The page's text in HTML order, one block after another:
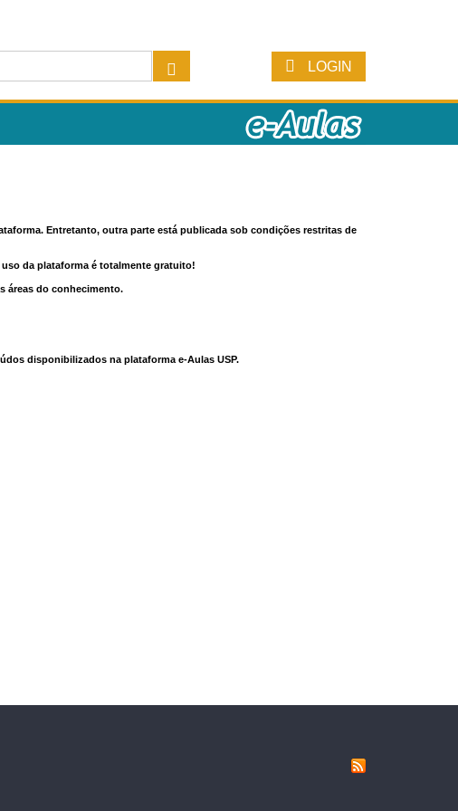
LOGIN
Entretanto, outra parte está publicada sob condições restritas de
da plataforma é totalmente gratuito!
áreas do conhecimento.
disponibilizados na plataforma e-Aulas USP.